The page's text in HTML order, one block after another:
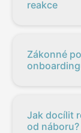
reakce
Zákonné
Jak docílit
od náboru?